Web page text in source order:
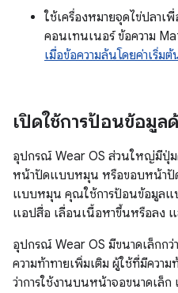
ใช้เครื่องหมายจุดไข่ปลาเ
คอนเทนเนอร์ ข้อความ
เมื่อข้อความล้นโดยค่าเริ่มต้
เปิดใช้การป้อนข้อมู
อุปกรณ์ Wear OS ส่วนใหญ่มีปุ่
หน้าปัดแบบหมุน หรือขอบหน้าปั
แบบหมุน คุณใช้การป้อนข้อมูลแ
แอปสื่อ เลื่อนเนื้อหาขึ้นหรือลง
อุปกรณ์ Wear OS มีขนาดเล็กก
ความท้าทายเพิ่มเติม ผู้ใช้ที่มีควา
ว่าการใช้งานบนหน้าจอขนาดเล็